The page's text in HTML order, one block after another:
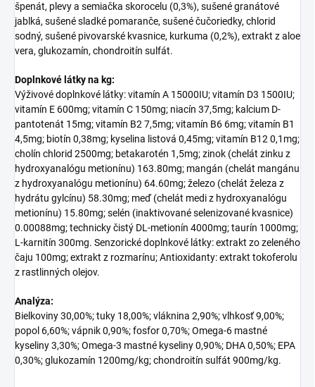
špenát, plevy a semiačka skorocelu (0,3%), sušené granátové
jablká, sušené sladké pomaranče, sušené čučoriedky, chlorid
sodný, sušené pivovarské kvasnice, kurkuma (0,2%), extrakt z aloe
vera, glukozamín, chondroitín sulfát.
Doplnkové látky na kg:
Výživové doplnkové látky: vitamín A 15000IU; vitamín D3 1500IU;
vitamín E 600mg; vitamín C 150mg; niacín 37,5mg; kalcium D-
pantotenát 15mg; vitamín B2 7,5mg; vitamín B6 6mg; vitamín B1
4,5mg; biotín 0,38mg; kyselina listová 0,45mg; vitamín B12 0,1mg;
cholín chlorid 2500mg; betakarotén 1,5mg; zinok (chelát zinku z
hydroxyanalógu metionínu) 163.80mg; mangán (chelát mangánu
z hydroxyanalógu metionínu) 64.60mg; železo (chelát železa z
hydrátu gylcínu) 58.30mg; meď (chelát medi z hydroxyanalógu
metionínu) 15.80mg; selén (inaktivované selenizované kvasnice)
0.00088mg; technicky čistý DL-metionín 4000mg; taurín 1000mg;
L-karnitín 300mg. Senzorické doplnkové látky: extrakt zo zeleného
čaju 100mg; extrakt z rozmarínu; Antioxidanty: extrakt tokoferolu
z rastlinných olejov.
Analýza:
Bielkoviny 30,00%; tuky 18,00%; vláknina 2,90%; vlhkosť 9,00%;
popol 6,60%; vápnik 0,90%; fosfor 0,70%; Omega-6 mastné
kyseliny 3,30%; Omega-3 mastné kyseliny 0,90%; DHA 0,50%; EPA
0,30%; glukozamín 1200mg/kg; chondroitín sulfát 900mg/kg.